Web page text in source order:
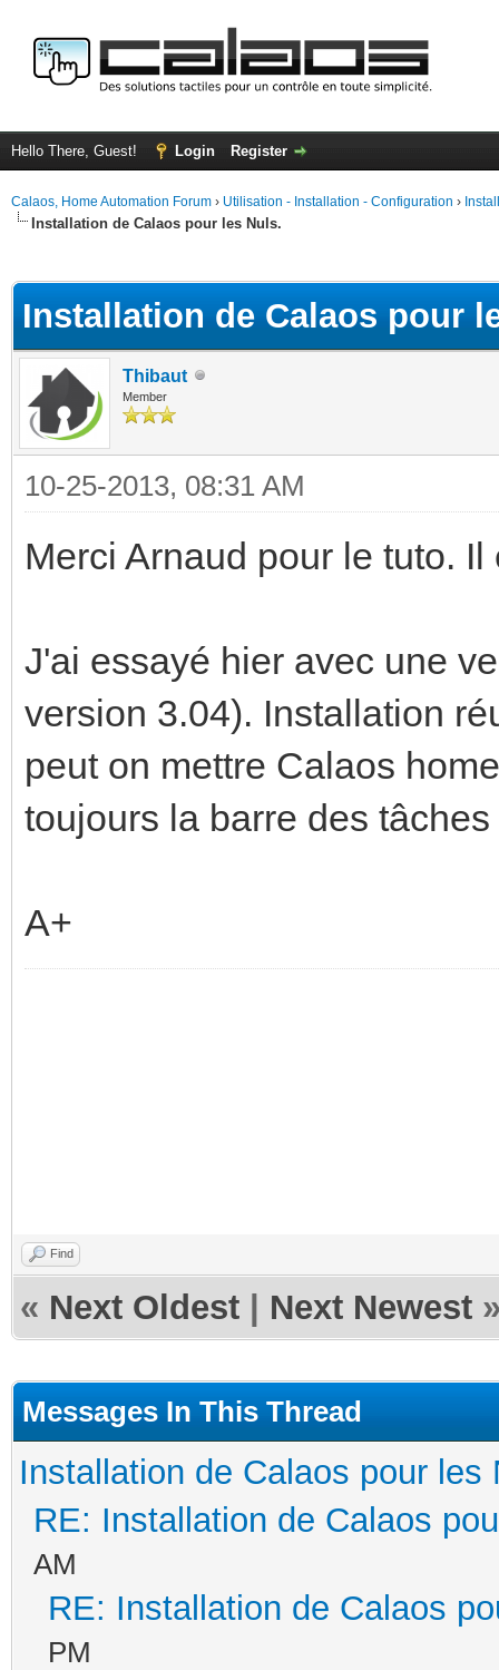
Hello There, Guest! Login Register
Calaos, Home Automation Forum › Utilisation - Installation - Configuration ›
Installation de Calaos pour les Nuls.
Installation de Calaos pour
Thibaut
Member
10-25-2013, 08:31 AM
Merci Arnaud pour le tuto. Il
J'ai essayé hier avec une
version 3.04). Installation
peut on mettre Calaos
toujours la barre des
A+
Find
« Next Oldest Next Newest
Messages In This Thread
Installation de Calaos pour les
RE: Installation de Calaos
AM
RE: Installation de Calaos
PM